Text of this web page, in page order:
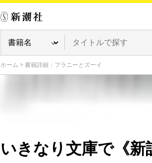
ホーム > 書籍詳細：フラニーとズーイ
いきなり文庫で《